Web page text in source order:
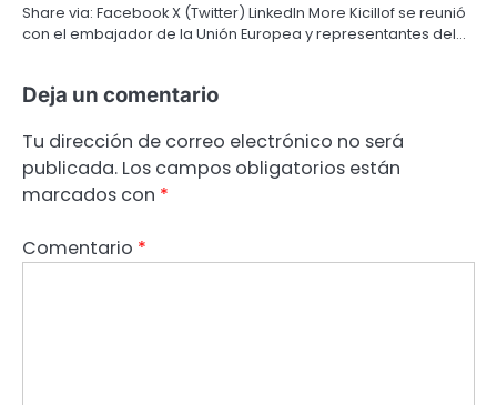
Share via: Facebook X (Twitter) LinkedIn More Kicillof se reunió
con el embajador de la Unión Europea y representantes del…
Deja un comentario
Tu dirección de correo electrónico no será
publicada. Los campos obligatorios están
marcados con *
Comentario *